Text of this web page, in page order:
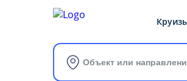
Объект или